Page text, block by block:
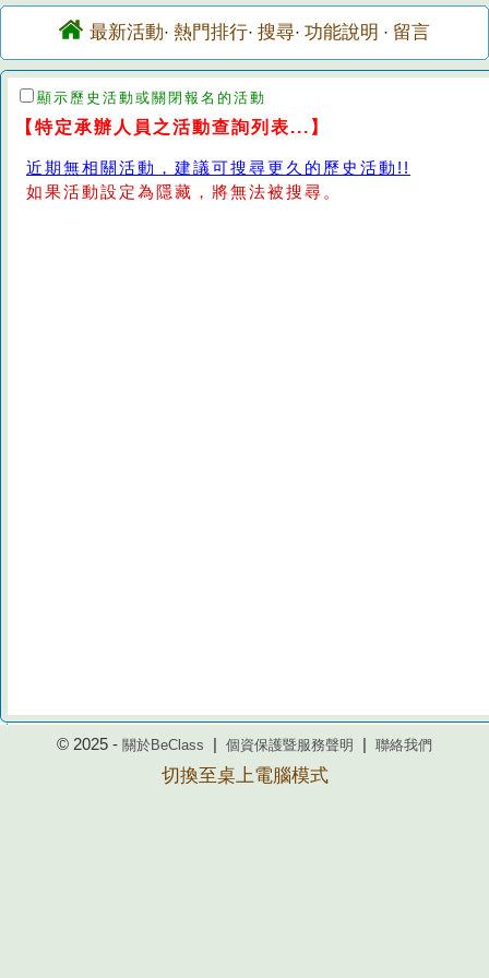
最新活動· 熱門排行· 搜尋· 功能說明 · 留言
顯示歷史活動或關閉報名的活動
【特定承辦人員之活動查詢列表...】
近期無相關活動，建議可搜尋更久的歷史活動!!
如果活動設定為隱藏，將無法被搜尋。
© 2025 - 關於BeClass 個資保護暨服務聲明 聯絡我們
切換至桌上電腦模式